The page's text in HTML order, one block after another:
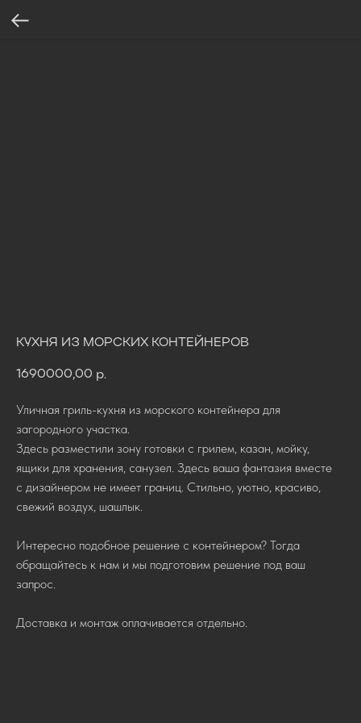
КУХНЯ ИЗ МОРСКИХ КОНТЕЙНЕРОВ
1690000,00 р.
Уличная гриль-кухня из морского контейнера для
загородного участка.
Здесь разместили зону готовки с грилем, казан, мойку,
ящики для хранения, санузел. Здесь ваша фантазия вместе
с дизайнером не имеет границ. Стильно, уютно, красиво,
свежий воздух, шашлык.
Интересно подобное решение с контейнером? Тогда
обращайтесь к нам и мы подготовим решение под ваш
запрос.
Доставка и монтаж оплачивается отдельно.